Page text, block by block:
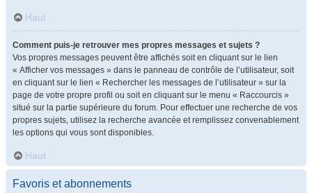
Haut
Comment puis-je retrouver mes propres messages et sujets ?
Vos propres messages peuvent être affichés soit en cliquant sur le lien
« Afficher vos messages » dans le panneau de contrôle de l’utilisateur, soit
en cliquant sur le lien « Rechercher les messages de l’utilisateur » sur la
page de votre propre profil ou soit en cliquant sur le menu « Raccourcis »
situé sur la partie supérieure du forum. Pour effectuer une recherche de vos
propres sujets, utilisez la recherche avancée et remplissez convenablement
les options qui vous sont disponibles.
Haut
Favoris et abonnements